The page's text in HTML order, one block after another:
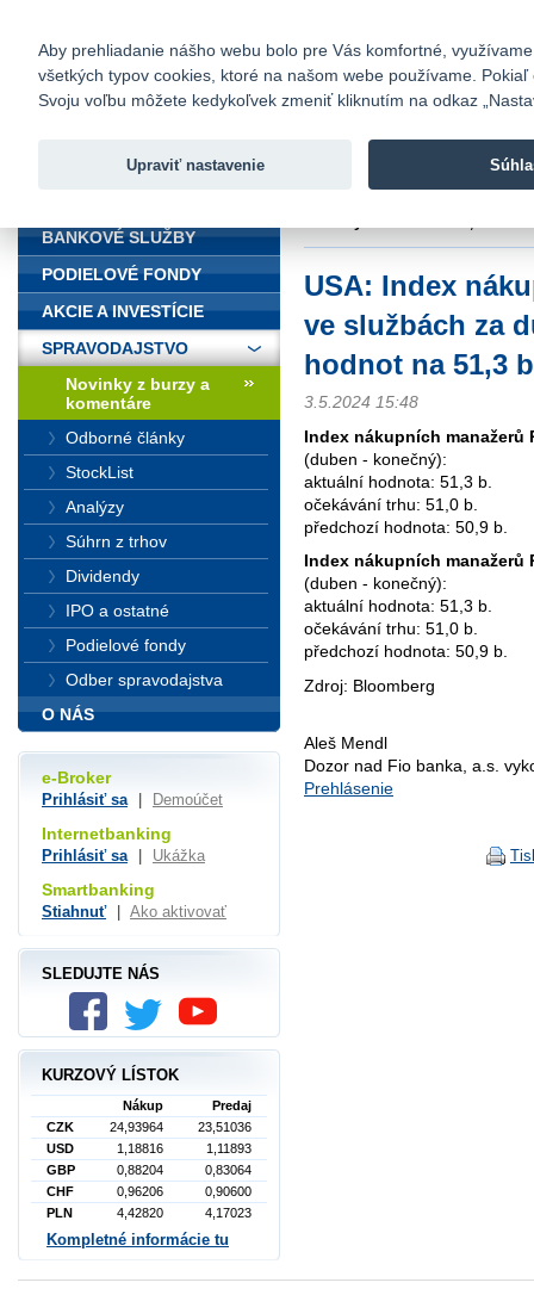
Fio banka
Fio banka
USA: Index
ve službách za
hodnot na 51,3
3.5.2024 15:48
Index nákupních manažerů
(duben - konečný):
aktuální hodnota: 51,3 b.
očekávání trhu: 51,0 b.
předchozí hodnota: 50,9 b.
Index nákupních manažerů
(duben - konečný):
aktuální hodnota: 51,3 b.
očekávání trhu: 51,0 b.
předchozí hodnota: 50,9 b.
Zdroj: Bloomberg
Aleš Mendl
Dozor nad Fio banka, a.s.
Prehlásenie
BANKOVÉ SLUŽBY
PODIELOVÉ FONDY
AKCIE A INVESTÍCIE
SPRAVODAJSTVO
Novinky z burzy a
komentáre
Odborné články
StockList
Analýzy
Súhrn z trhov
Dividendy
IPO a ostatné
Podielové fondy
Odber spravodajstva
O NÁS
e-Broker
Prihlásiť sa Demoúčet
Internetbanking
Prihlásiť sa Ukážka
Smartbanking
Stiahnuť Ako aktivovať
SLEDUJTE NÁS
KURZOVÝ LÍSTOK
Nákup
Predaj
CZK
24,93964
23,51036
USD
1,18816
1,11893
GBP
0,88204
0,83064
CHF
0,96206
0,90600
PLN
4,42820 4,17023
Kompletné informácie tu
Aby prehliadanie nášho webu bolo pre Vás komfortné,
všetkých typov cookies, ktoré na našom webe používame.
Svoju voľbu môžete kedykoľvek zmeniť kliknutím na odkaz
Upraviť nastavenie